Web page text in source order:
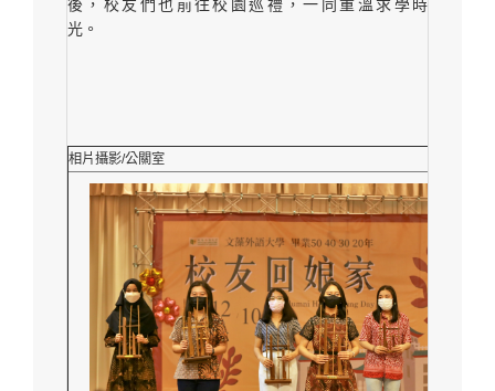
後，校友們也前往校園巡禮，一同重溫求學時
光。
相片攝影/公關室